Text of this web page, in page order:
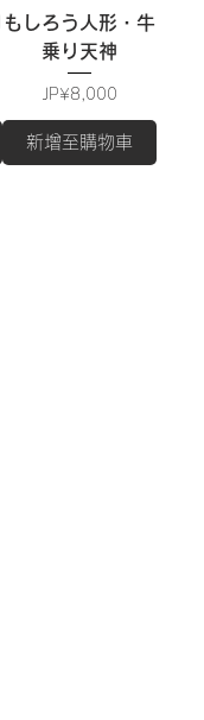
もしろう人形・牛
乗り天神
價格
JP¥8,000
新增至購物車